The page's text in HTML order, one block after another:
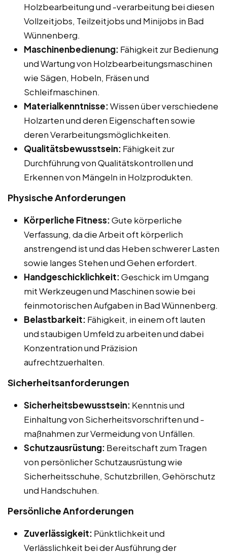
Holzbearbeitung und -verarbeitung bei diesen
Vollzeitjobs, Teilzeitjobs und Minijobs in Bad
Wünnenberg.
Maschinenbedienung: Fähigkeit zur Bedienung
und Wartung von Holzbearbeitungsmaschinen
wie Sägen, Hobeln, Fräsen und
Schleifmaschinen.
Materialkenntnisse:Wissen über verschiedene
Holzarten und deren Eigenschaften sowie
deren Verarbeitungsmöglichkeiten.
Qualitätsbewusstsein: Fähigkeit zur
Durchführung von Qualitätskontrollen und
Erkennen von Mängeln in Holzprodukten.
Physische Anforderungen
Körperliche Fitness:Gute körperliche
Verfassung, da die Arbeit oft körperlich
anstrengend ist und das Heben schwerer Lasten
sowie langes Stehen und Gehen erfordert.
Handgeschicklichkeit:Geschick im Umgang
mit Werkzeugen und Maschinen sowie bei
feinmotorischen Aufgaben in Bad Wünnenberg.
Belastbarkeit: Fähigkeit, in einem oft lauten
und staubigen Umfeld zu arbeiten und dabei
Konzentration und Präzision
aufrechtzuerhalten.
Sicherheitsanforderungen
Sicherheitsbewusstsein: Kenntnis und
Einhaltung von Sicherheitsvorschriften und -
maßnahmen zur Vermeidung von Unfällen.
Schutzausrüstung: Bereitschaft zum Tragen
von persönlicher Schutzausrüstung wie
Sicherheitsschuhe, Schutzbrillen, Gehörschutz
und Handschuhen.
Persönliche Anforderungen
Zuverlässigkeit: Pünktlichkeit und
Verlässlichkeit bei der Ausführung der